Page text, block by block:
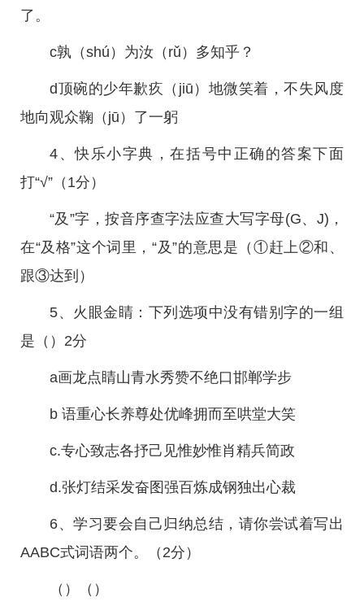
了。
c孰（shú）为汝（rǔ）多知乎？
d顶碗的少年歉疚（jiū）地微笑着，不失风度
地向观众鞠（jū）了一躬
4、快乐小字典，在括号中正确的答案下面
打“√”（1分）
“及”字，按音序查字法应查大写字母(G、J)，
在“及格”这个词里，“及”的意思是（①赶上②和、
跟③达到）
5、火眼金睛：下列选项中没有错别字的一组
是（）2分
a画龙点睛山青水秀赞不绝口邯郸学步
b 语重心长养尊处优峰拥而至哄堂大笑
c.专心致志各抒己见惟妙惟肖精兵简政
d.张灯结采发奋图强百炼成钢独出心裁
6、学习要会自己归纳总结，请你尝试着写出
AABC式词语两个。（2分）
（）（）